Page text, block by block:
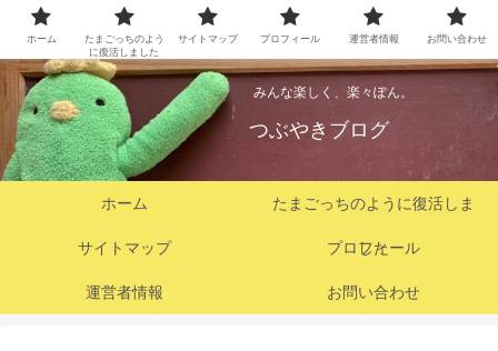
みんな楽しく、楽々ぽん。
つぶやきブログ
ホーム たまごっちのように復活しま
した
サイトマップ プロフィール
運営者情報 お問い合わせ
ホーム
たまごっちのよう
に復活しました
サイトマップ プロフィール 運営者情報 お問い合わせ